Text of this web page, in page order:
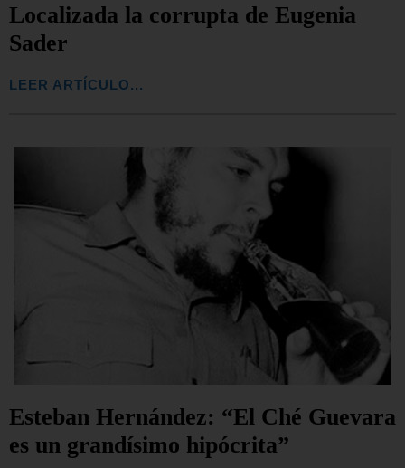
Localizada la corrupta de Eugenia
Sader
LEER ARTÍCULO...
Esteban Hernández: “El Ché Guevara
es un grandísimo hipócrita”